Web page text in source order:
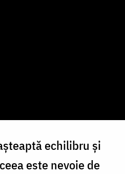
echilibru și
este nevoie de